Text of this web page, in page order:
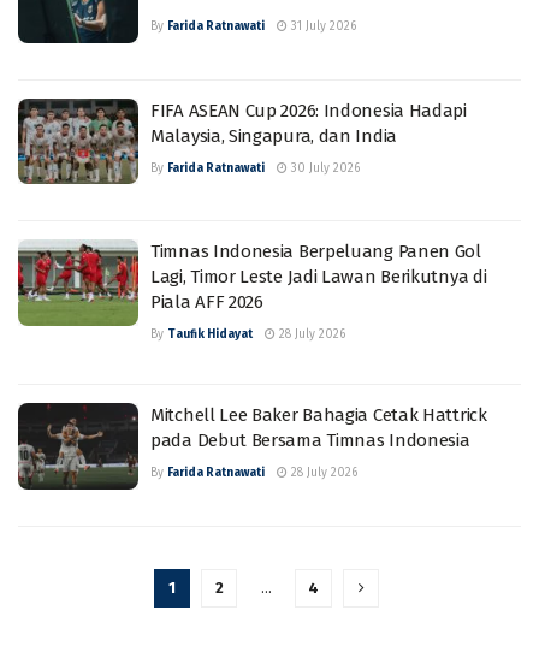
By Farida Ratnawati 31 July 2026
FIFA ASEAN Cup 2026: Indonesia Hadapi
Malaysia, Singapura, dan India
By Farida Ratnawati 30 July 2026
Timnas Indonesia Berpeluang Panen Gol
Lagi, Timor Leste Jadi Lawan Berikutnya di
Piala AFF 2026
By Taufik Hidayat 28 July 2026
Mitchell Lee Baker Bahagia Cetak Hattrick
pada Debut Bersama Timnas Indonesia
By Farida Ratnawati 28 July 2026
1 2 … 4